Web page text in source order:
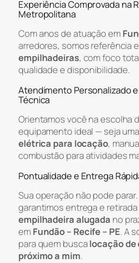
Experiência Comprovada na
Metropolitana
Com anos de atuação em
arredores, somos referência
empilhadeiras, com foco
qualidade e disponibilidade.
Atendimento Personalizado
Técnica
Orientamos você na escolha
equipamento ideal — seja
elétrica para locação,
combustão para atividades
Pontualidade e Entrega
Sua operação não pode
garantimos entrega e retirada
empilhadeira alugada no
emFundão – Recife – PE. A
para quem buscalocação
próximo a mim.